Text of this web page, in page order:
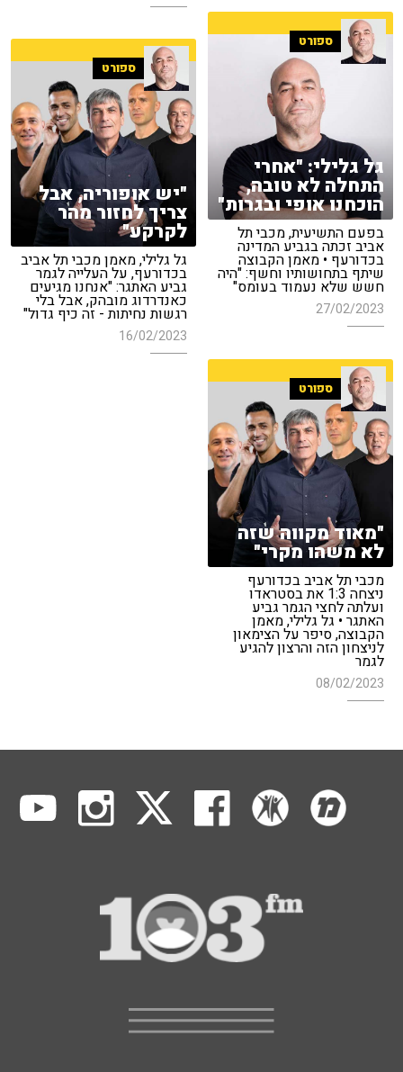
ספורט
גל גלילי: "אחרי
התחלה לא טובה,
הוכחנו אופי ובגרות"
בפעם התשיעית, מכבי תל
אביב זכתה בגביע המדינה
בכדורעף • מאמן הקבוצה
שיתף בתחושותיו וחשף: "היה
חשש שלא נעמוד בעומס"
27/02/2023
ספורט
"יש אופוריה, אבל
צריך לחזור מהר
לקרקע"
גל גלילי, מאמן מכבי תל אביב
בכדורעף, על העלייה לגמר
גביע האתגר: "אנחנו מגיעים
כאנדרדוג מובהק, אבל בלי
רגשות נחיתות - זה כיף גדול"
16/02/2023
ספורט
"מאוד מקווה שזה
לא משהו מקרי"
מכבי תל אביב בכדורעף
ניצחה 1:3 את בסטראדו
ועלתה לחצי הגמר גביע
האתגר • גל גלילי, מאמן
הקבוצה, סיפר על הצימאון
לניצחון הזה והרצון להגיע
לגמר
08/02/2023